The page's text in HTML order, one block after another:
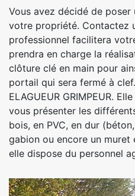
Vous avez décidé de
votre propriété. Contactez
professionnel facilitera
prendra en charge la
clôture clé en main pour
portail qui sera fermé à
ELAGUEUR GRIMPEUR.
vous présenter les
bois, en PVC, en dur
gabion ou encore un muret
elle dispose du personnel